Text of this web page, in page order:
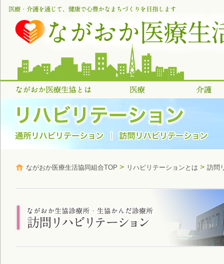
ながおか医療生活協同組合TOP > リハビリテーションとは > 訪問